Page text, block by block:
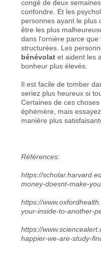
congé de deux
confondre. Et les
personnes ayant le plus
être les plus
dans l'ornière parce
structurées. Les
bénévolatet aident les
bonheur plus élevés.
Il est facile de tomber
seriez plus heureux si
Certaines de ces
éphémère, mais
manière plus
Références:
https://
money-doesnt-make-
https://
your-inside-to-another-
https://
happier-we-are-study-